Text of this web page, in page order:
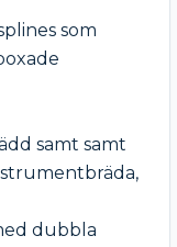
som
samt samt
dubbla